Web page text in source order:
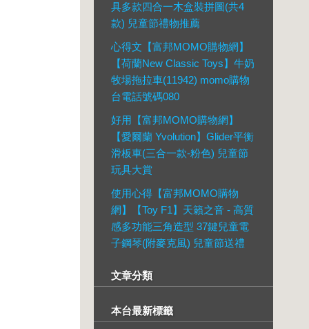
具多款四合一木盒裝拼圖(共4
款) 兒童節禮物推薦
心得文【富邦MOMO購物網】
【荷蘭New Classic Toys】牛奶
牧場拖拉車(11942) momo購物
台電話號碼080
好用【富邦MOMO購物網】
【愛爾蘭 Yvolution】Glider平衡
滑板車(三合一款-粉色) 兒童節
玩具大賞
使用心得【富邦MOMO購物
網】【Toy F1】天籟之音 - 高質
感多功能三角造型 37鍵兒童電
子鋼琴(附麥克風) 兒童節送禮
文章分類
本台最新標籤